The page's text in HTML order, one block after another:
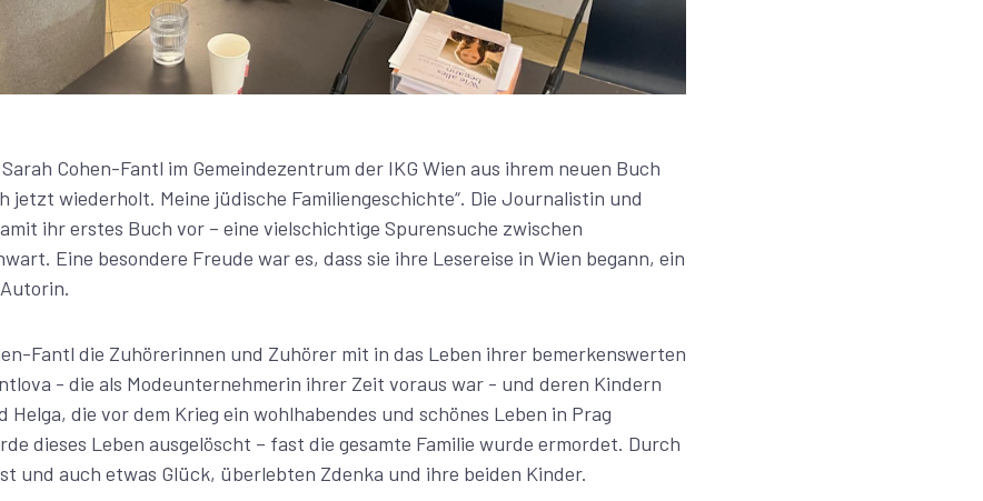
Cohen-Fantl im Gemeindezentrum der IKG Wien aus ihrem neuen Buch
jetzt wiederholt. Meine jüdische Familiengeschichte“. Die Journalistin und
ihr erstes Buch vor – eine vielschichtige Spurensuche zwischen
Eine besondere Freude war es, dass sie ihre Lesereise in Wien begann, ein
Fantl die Zuhörerinnen und Zuhörer mit in das Leben ihrer bemerkenswerten
- die als Modeunternehmerin ihrer Zeit voraus war - und deren Kindern
Helga, die vor dem Krieg ein wohlhabendes und schönes Leben in Prag
dieses Leben ausgelöscht – fast die gesamte Familie wurde ermordet. Durch
und auch etwas Glück, überlebten Zdenka und ihre beiden Kinder.